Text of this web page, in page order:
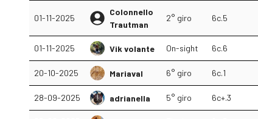
01-11-2025
Colonnello
Trautman
2° giro 6c.5
01-11-2025 Vik volante On-sight 6c.6
20-10-2025 Mariaval 6° giro 6c.1
28-09-2025 adrianella 5° giro 6c+.3